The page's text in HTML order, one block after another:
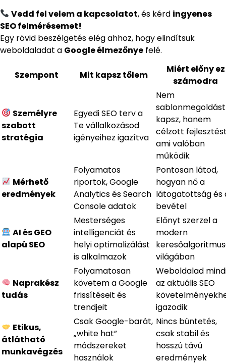
Vedd fel velem a kapcsolatot, és kérd ingyenes
SEO felmérésemet!
Egy rövid beszélgetés elég ahhoz, hogy elindítsuk
weboldaladat a Google élmezőnye felé.
Szempont Mit kapsz tőlem
Miért előny ez
számodra
Személyre
szabott
stratégia
Egyedi SEO terv a
Te vállalkozásod
igényeihez igazítva
Nem
sablonmegoldást
kapsz, hanem
célzott
ami valóban
működik
Mérhető
eredmények
Folyamatos
riportok, Google
Analytics és Search
Console adatok
Pontosan látod,
hogyan nő a
látogatottság és
bevétel
AI és GEO
alapú SEO
Mesterséges
intelligenciát és
helyi optimalizálást
is alkalmazok
Előnyt szerzel a
modern
világában
Naprakész
tudás
Folyamatosan
követem a Google
frissítéseit és
trendjeit
Weboldalad
az aktuális SEO
igazodik
Etikus,
átlátható
munkavégzés
Csak Google-barát,
„white hat”
módszereket
használok
Nincs büntetés,
csak stabil és
hosszú távú
eredmények